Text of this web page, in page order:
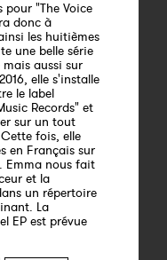
"The Voice
donc à
les huitièmes
une belle série
aussi sur
elle s'installe
le label
Records" et
sur un tout
fois, elle
en Français sur
Emma nous fait
et la
un répertoire
La
EP est prévue